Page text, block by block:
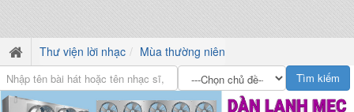
Thư viện lời nhạc Mùa thường niên